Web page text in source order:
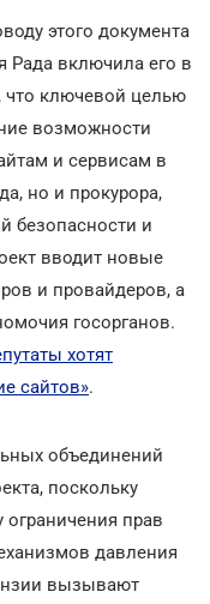
этого документа
Рада включила его в
что ключевой целью
возможности
и сервисам в
но и прокурора,
безопасности и
вводит новые
и провайдеров, а
госорганов.
хотят
сайтов».
объединений
поскольку
прав
давления
вызывают